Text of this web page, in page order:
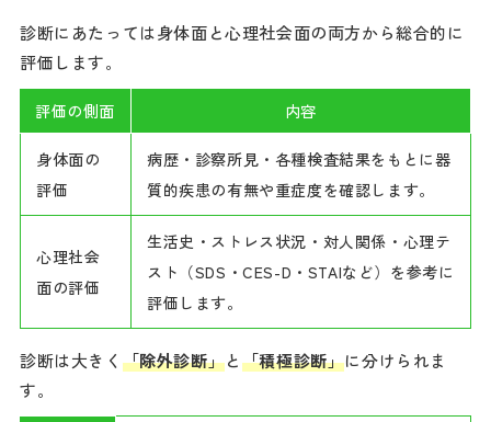
診断にあたっては身体面と心理社会面の両方から総合的に
評価します。
評価の側面 内容
身体面の
評価
病歴・診察所見・各種検査結果をもとに器
質的疾患の有無や重症度を確認します。
心理社会
面の評価
生活史・ストレス状況・対人関係・心理テ
スト（SDS・CES-D・STAIなど）を参考に
評価します。
診断は大きく 「除外診断」と「積極診断」に分けられま
す。